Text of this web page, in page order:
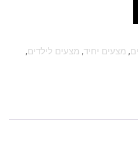
, מצעים יחיד, מצעים לילדים,